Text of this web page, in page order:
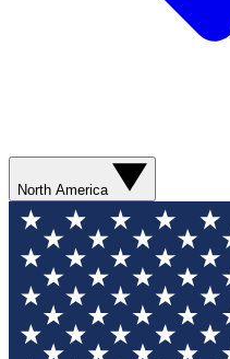
North America